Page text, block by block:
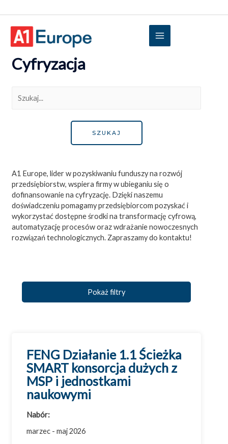
Cyfryzacja
A1 Europe, lider w pozyskiwaniu funduszy na rozwój
przedsiębiorstw, wspiera firmy w ubieganiu się o
dofinansowanie na cyfryzację. Dzięki naszemu
doświadczeniu pomagamy przedsiębiorcom pozyskać i
wykorzystać dostępne środki na transformację cyfrową,
automatyzację procesów oraz wdrażanie nowoczesnych
rozwiązań technologicznych. Zapraszamy do kontaktu!
Pokaż filtry
Wszystkie dotacje
Badania i rozwój (B+R)
Efektywność energetyczna
Eksport
FENG Działanie 1.1 Ścieżka
SMART konsorcja dużych z
MSP i jednostkami
naukowymi
Nabór:
marzec - maj 2026